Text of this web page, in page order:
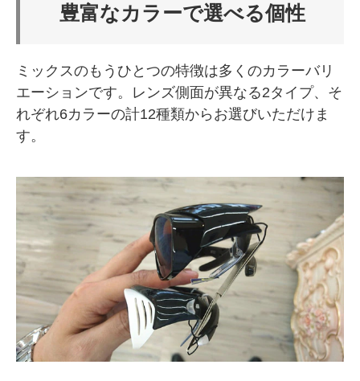
豊富なカラーで選べる個性
ミックスのもうひとつの特徴は多くのカラーバリ
エーションです。レンズ側面が異なる2タイプ、そ
れぞれ6カラーの計12種類からお選びいただけま
す。